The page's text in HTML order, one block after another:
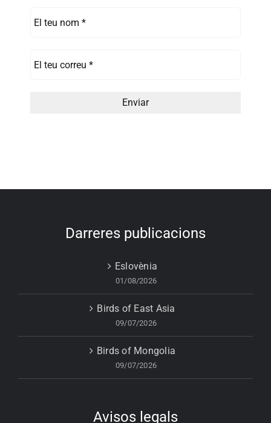
Darreres publicacions
Eslovènia
01/08/2026
Birds of East Asia
09/07/2026
Birds of Mongolia
09/07/2026
Avisos legals